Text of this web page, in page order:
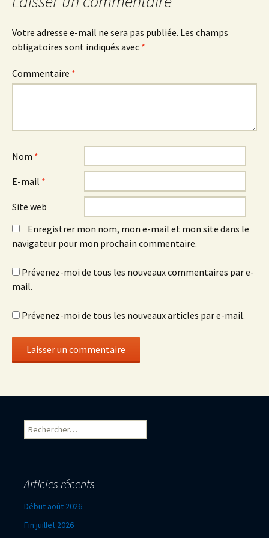
articles
Votre adresse e-mail ne sera pas publiée. Les champs
obligatoires sont indiqués avec *
Commentaire *
Nom *
E-mail *
Site web
Enregistrer mon nom, mon e-mail et mon site dans le
navigateur pour mon prochain commentaire.
Prévenez-moi de tous les nouveaux commentaires par e-
mail.
Prévenez-moi de tous les nouveaux articles par e-mail.
Rechercher :
Articles récents
Début août 2026
Fin juillet 2026